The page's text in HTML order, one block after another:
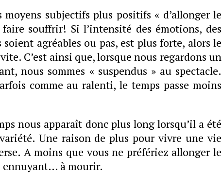
moyens subjectifs plus positifs « d’allonger le
souffrir! Si l’intensité des émotions, des
soient agréables ou pas, est plus forte, alors le
C’est ainsi que, lorsque nous regardons un
nous sommes « suspendus » au spectacle.
comme au ralenti, le temps passe moins
nous apparaît donc plus long lorsqu’il a été
Une raison de plus pour vivre une vie
A moins que vous ne préfériez allonger le
ennuyant… à mourir.